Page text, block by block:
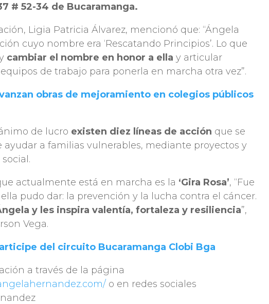
# 52-34 de Bucaramanga.
Ligia Patricia Álvarez, mencionó que: “Ángela
cuyo nombre era ‘Rescatando Principios’. Lo que
cambiar el nombre en honor a ella y articular
de trabajo para ponerla en marcha otra vez”.
obras de mejoramiento en colegios públicos
de lucro existen diez líneas de acción que se
a familias vulnerables, mediante proyectos y
actualmente está en marcha es la ‘Gira Rosa’, “Fue
pudo dar: la prevención y la lucha contra el cáncer.
y les inspira valentía, fortaleza y resiliencia”,
Vega.
del circuito Bucaramanga Clobi Bga
a través de la página
o en redes sociales